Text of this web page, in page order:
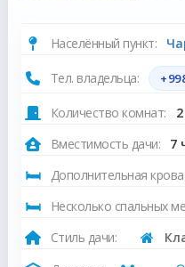
Населённый пункт:
Тел. владельца:
Количество комнат:
2
Вместимость дачи:
7
Дополнительная
Несколько спальных
Стиль дачи: